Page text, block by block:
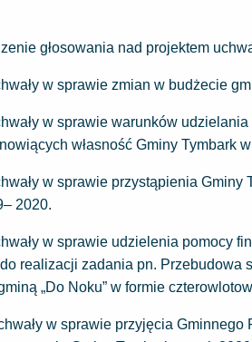
głosowania nad projektem
w sprawie zmian w budżecie
w sprawie warunków
własność Gminy Tymbark
w sprawie przystąpienia
2020.
w sprawie udzielenia pomocy
realizacji zadania pn. Przebudowa
„Do Noku” w formie
w sprawie przyjęcia